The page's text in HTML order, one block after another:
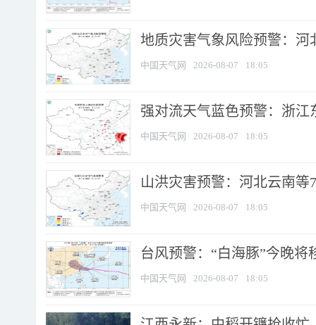
地质灾害气象风险预警：河
中国天气网 2026-08-07 18:05
强对流天气蓝色预警：浙江
中国天气网 2026-08-07 18:05
山洪灾害预警：河北云南
中国天气网 2026-08-07 18:05
台风预警：“白海豚”今晚将
中国天气网 2026-08-07 18:05